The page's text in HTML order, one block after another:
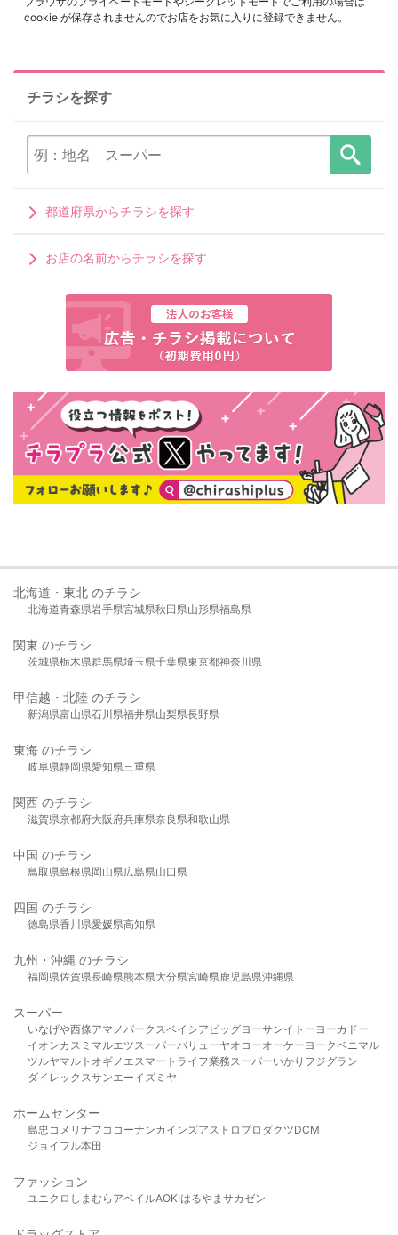
cookie が保存されませんのでお店をお気に入りに登録できません。
チラシを探す
都道府県からチラシを探す
お店の名前からチラシを探す
北海道・東北 のチラシ
北海道青森県岩手県宮城県秋田県山形県福島県
関東 のチラシ
茨城県栃木県群馬県埼玉県千葉県東京都神奈川県
甲信越・北陸 のチラシ
新潟県富山県石川県福井県山梨県長野県
東海 のチラシ
岐阜県静岡県愛知県三重県
関西 のチラシ
滋賀県京都府大阪府兵庫県奈良県和歌山県
中国 のチラシ
鳥取県島根県岡山県広島県山口県
四国 のチラシ
徳島県香川県愛媛県高知県
九州・沖縄 のチラシ
福岡県佐賀県長崎県熊本県大分県宮崎県鹿児島県沖縄県
スーパー
いなげや西條アマノパークスベイシア ビッグヨーサンイトーヨーカドー
イオンカスミ マルエツスーパーバリューヤオコーオーケー ヨークベニマル
ツルヤマルト オギノ エスマート ライフ業務スーパーいかり フジグラン
ダイレックスサンエーイズミヤ
ホームセンター
島忠 コメリ ナフコ コーナンカインズアストロプロダクツDCM
ジョイフル本田
ファッション
ユニクロ しまむら アベイルAOKIはるやま サカゼン